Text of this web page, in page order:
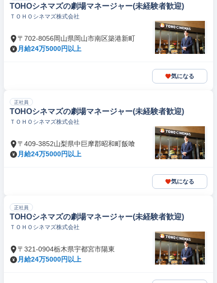
TOHOシネマズの劇場マネージャー(未経験者歓迎)
ＴＯＨＯシネマズ株式会社
〒702-8056岡山県岡山市南区築港新町
月給24万5000円以上
気になる
正社員
TOHOシネマズの劇場マネージャー(未経験者歓迎)
ＴＯＨＯシネマズ株式会社
〒409-3852山梨県中巨摩郡昭和町飯喰
月給24万5000円以上
気になる
正社員
TOHOシネマズの劇場マネージャー(未経験者歓迎)
ＴＯＨＯシネマズ株式会社
〒321-0904栃木県宇都宮市陽東
月給24万5000円以上